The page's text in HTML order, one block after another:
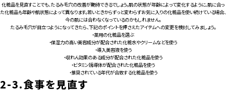
化粧品を見直すことでも、たるみ毛穴の改善が期待できるでしょう。肌の状態が年齢によって変化するように、肌に合っ
た化粧品も年齢や肌状態によって異なります。若いときからずっと変わらずお気に入りの化粧品を使い続けている場合、
今の肌には合わなくなっているのかもしれません。
たるみ毛穴が目立つようになってきたら、下記のポイントを押さえたアイテムへの変更を検討してみましょう。
・薬用の化粧品を選ぶ
・保湿力の高い美容成分が配合された化粧水やクリームなどを使う
・導入美容液を使う
・収れん効果のある成分が配合された化粧品を使う
・ビタミン誘導体が配合された化粧品を使う
・推奨されている年代が合致する化粧品を使う
2-3.食事を見直す